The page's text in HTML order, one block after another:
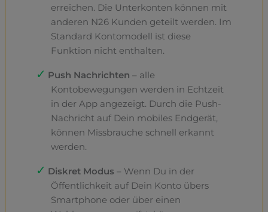
erreichen. Die Unterkonten können mit
anderen N26 Kunden geteilt werden. Im
Standard Kontomodell ist diese
Funktion nicht enthalten.
Push Nachrichten – alle
Kontobewegungen werden in Echtzeit
in der App angezeigt. Durch die Push-
Nachricht auf Dein mobiles Endgerät,
können Missbrauche schnell erkannt
werden.
Diskret Modus – Wenn Du in der
Öffentlichkeit auf Dein Konto übers
Smartphone oder über einen